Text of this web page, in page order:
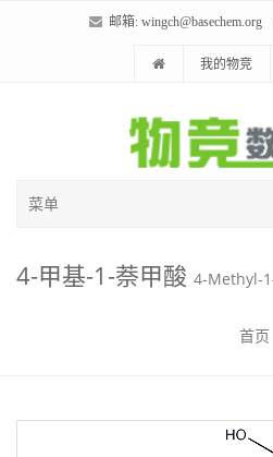
邮箱: wingch@basechem.org
我的物竞
菜单
4-甲基-1-萘甲酸 4-Methyl-
首页